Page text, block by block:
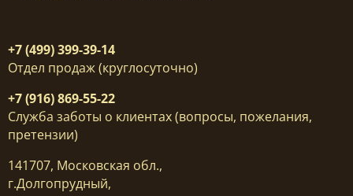
+7 (499) 399-39-14
Отдел продаж (круглосуточно)
+7 (916) 869-55-22
Служба заботы о клиентах (вопросы, пожелания,
претензии)
141707, Московская обл.,
г.Долгопрудный,